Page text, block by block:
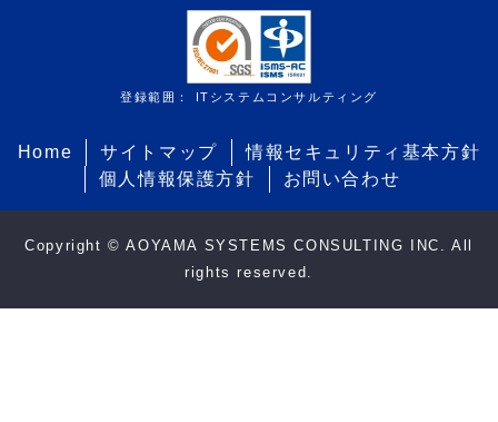
登録範囲： ITシステムコンサルティング
Home サイトマップ
情報セキュリティ基本方針
個人情報保護方針
お問い合わせ
Copyright © AOYAMA SYSTEMS CONSULTING INC. All
rights reserved.